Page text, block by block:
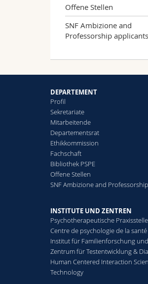
Offene Stellen
SNF Ambizione and
Professorship applicants
DEPARTEMENT
Profil
Sekretariate
Mitarbeitende
Departementsrat
Ethikkommission
Fachschaft
Bibliothek PSPE
Offene Stellen
SNF Ambizione and
INSTITUTE UND ZENTREN
Psychotherapeutische Praxisstelle
Centre de psychologie de la santé
Institut für Familienforschung
Zentrum für Testentwicklung &
Human Centered Interaction
Technology